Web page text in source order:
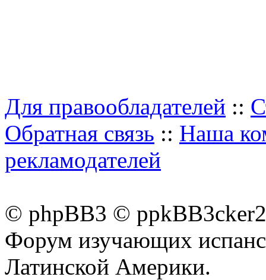
Для правообладателей ::
Обратная связь :: Наша
рекламодателей
© phpBB3 ©
Форум изучающих
Латинской Америки.